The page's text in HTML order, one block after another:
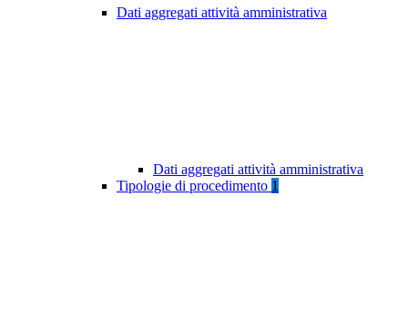
Dati aggregati attività amministrativa
Dati aggregati attività amministrativa
Tipologie di procedimento 1